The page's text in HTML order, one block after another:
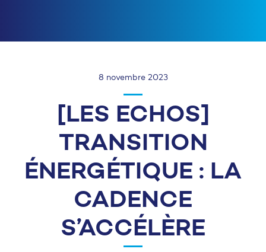
8 novembre 2023
[LES ECHOS]
TRANSITION
ÉNERGÉTIQUE : LA
CADENCE
S’ACCÉLÈRE